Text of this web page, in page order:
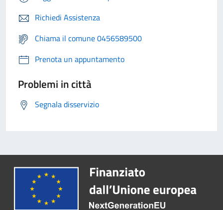
Richiedi Assistenza
Chiama il comune 0456589500
Prenota un appuntamento
Problemi in città
Segnala disservizio